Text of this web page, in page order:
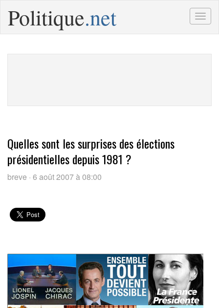
Politique.net
Quelles sont les surprises des élections
présidentielles depuis 1981 ?
breve · 6 août 2007 à 08:00